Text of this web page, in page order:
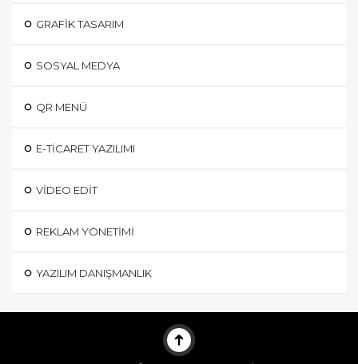
GRAFIK TASARIM
SOSYAL MEDYA
QR MENÜ
E-TICARET YAZILIMI
VIDEO EDIT
REKLAM YÖNETIMI
YAZILIM DANIŞMANLIK